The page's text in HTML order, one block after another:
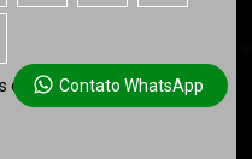
Contato WhatsApp
os direitos reservados.